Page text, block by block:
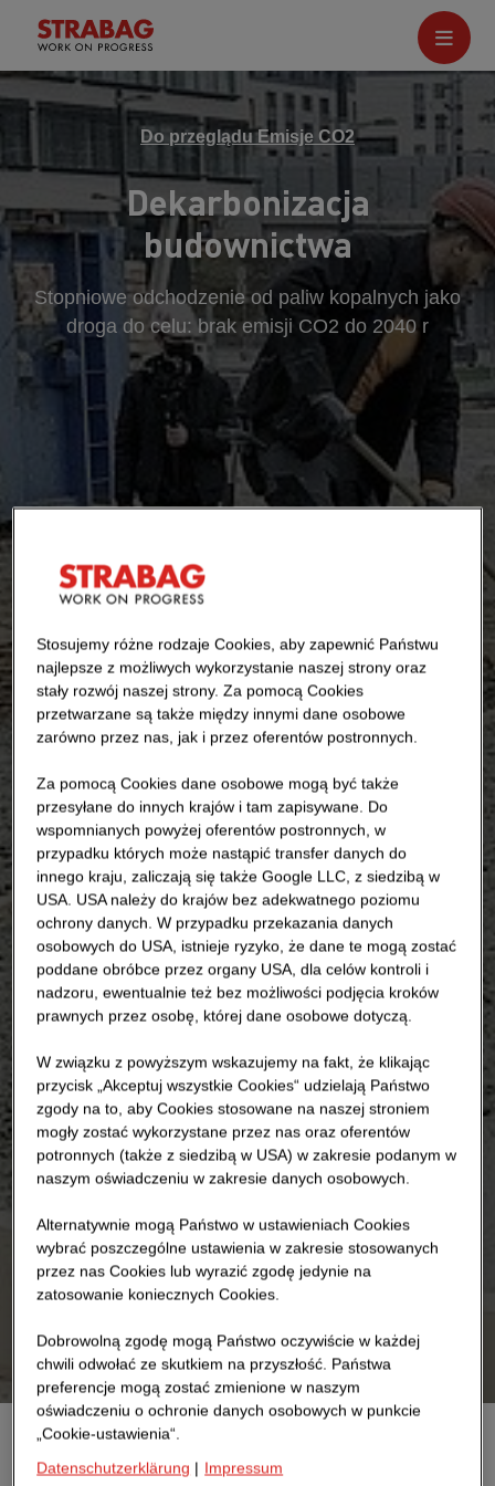
Do przeglądu Emisje CO2
Dekarbonizacja
budownictwa
Stopniowe odchodzenie od paliw kopalnych jako
droga do celu: brak emisji CO2 do 2040 r
Ogromne globalne emisje dwutlenku węgla (CO2 ) i
Stosujemy różne rodzaje Cookies, aby zapewnić Państwu
najlepsze z możliwych wykorzystanie naszej strony oraz
stały rozwój naszej strony. Za pomocą Cookies
przetwarzane są także między innymi dane osobowe
zarówno przez nas, jak i przez oferentów postronnych.
Za pomocą Cookies dane osobowe mogą być także
przesyłane do innych krajów i tam zapisywane. Do
wspomnianych powyżej oferentów postronnych, w
przypadku których może nastąpić transfer danych do
innego kraju, zaliczają się także Google LLC, z siedzibą w
USA. USA należy do krajów bez adekwatnego poziomu
ochrony danych. W przypadku przekazania danych
osobowych do USA, istnieje ryzyko, że dane te mogą zostać
poddane obróbce przez organy USA, dla celów kontroli i
nadzoru, ewentualnie też bez możliwości podjęcia kroków
prawnych przez osobę, której dane osobowe dotyczą.
W związku z powyższym wskazujemy na fakt, że klikając
przycisk „Akceptuj wszystkie Cookies“ udzielają Państwo
zgody na to, aby Cookies stosowane na naszej stroniem
mogły zostać wykorzystane przez nas oraz oferentów
potronnych (także z siedzibą w USA) w zakresie podanym w
naszym oświadczeniu w zakresie danych osobowych.
Alternatywnie mogą Państwo w ustawieniach Cookies
wybrać poszczególne ustawienia w zakresie stosowanych
przez nas Cookies lub wyrazić zgodę jedynie na
zatosowanie koniecznych Cookies.
Dobrowolną zgodę mogą Państwo oczywiście w każdej
chwili odwołać ze skutkiem na przyszłość. Państwa
preferencje mogą zostać zmienione w naszym
oświadczeniu o ochronie danych osobowych w punkcie
„Cookie-ustawienia“.
Datenschutzerklärung | Impressum